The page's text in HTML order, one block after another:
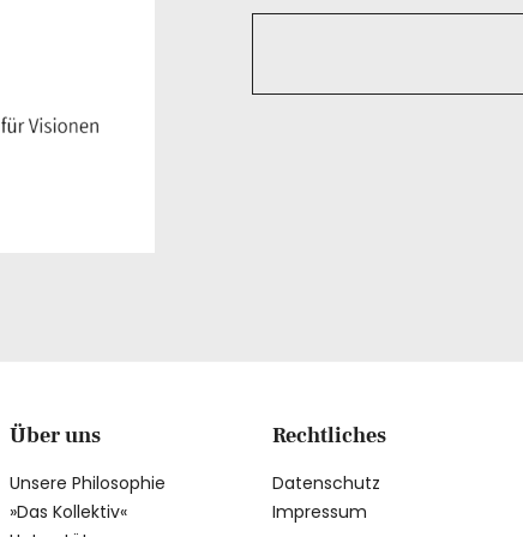
Über uns
Unsere Philosophie
»Das Kollektiv«
Rechtliches
Datenschutz
Impressum